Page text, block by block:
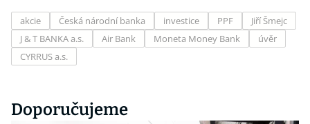
akcie Česká národní banka investice PPF
Jiří Šmejc
J & T BANKA a.s.
Air Bank Moneta Money Bank
úvěr
CYRRUS a.s.
Doporučujeme